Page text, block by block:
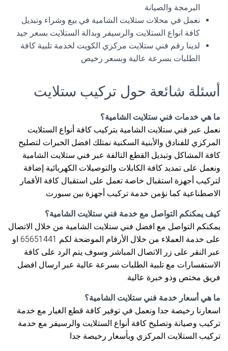
البرمجة والصيانة
نعمل في محلات ستلايت الشامية في بيع وشراء وتبديل
كافة انواع الستلايت والرسيفر وبدالة الستلايت بسعر جيد
لدينا رقم فني ستلايت مركزي الكويت لخدمة تلبية كافة
الطلبات بسرعة عالية وبسعر رخيص.
أسئلة شائعة حول تركيب ستلايت
ما هي خدمات فني ستلايت الشامية؟
نعمل عبر فني ستلايت الشامية بتركيب كافة أنواع الستلايت
المركزي للفنادق والأبنية السكنية نمتلك افضل الخبرات لتصليح
كافة المشاكل وتبديل القطع التالفة عبر فني ستلايت الشامية
ونعمل على تمديد كافة الكابلات والتوصيلات الكهربائية إضافة
لتركيب أجهزة استقبال خاصة تعمل على استقبال كافة الأقمار
الاصطناعية كما نؤمن خدمة تركيب أجهزة بين سبورت.
كيف يمكنكم التواصل مع خدمة فني ستلايت الشامية؟
يمكنكم التواصل مع افضل فني ستلايت الشامية من خلال الاتصال
على خدمة العملاء من خلال الأرقام الموضحة لكم 65651441 او
عبر النقر على زر الاتصال المباشر وسوف يتم الرد على كافة
الاستفسارات مع تلبية الطلبات بسرعة عالية عبر ارسال افضل
فريق مختص وذو خبرة عالية.
ما هي أسعار خدمة فني ستلايت الشامية؟
اسعارنا رخيصة جدا ونعمل في توفير كافة قطع الغيار مع خدمة
تركيب وصيانة وتصليح كافة أنواع الستلايت والرسيفر مع خدمة
تركيب الستلايت المركزي وبأسعار رخيصة جدا.